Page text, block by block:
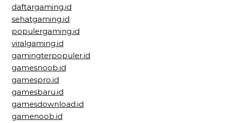
daftargaming.id
sehatgaming.id
populergaming.id
viralgaming.id
gamingterpopuler.id
gamesnoob.id
gamespro.id
gamesbaru.id
gamesdownload.id
gamenoob.id